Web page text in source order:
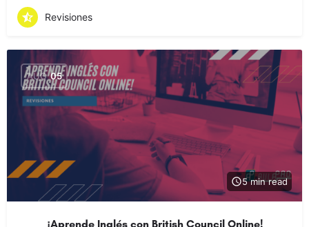
Revisiones
AUG 05
5 min read
¡Aprende Inglés con British Council Online!